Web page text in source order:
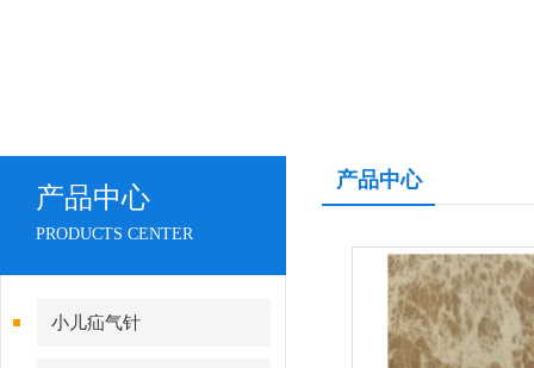
产品中心
PRODUCTS CENTER
小儿疝气针
产品中心